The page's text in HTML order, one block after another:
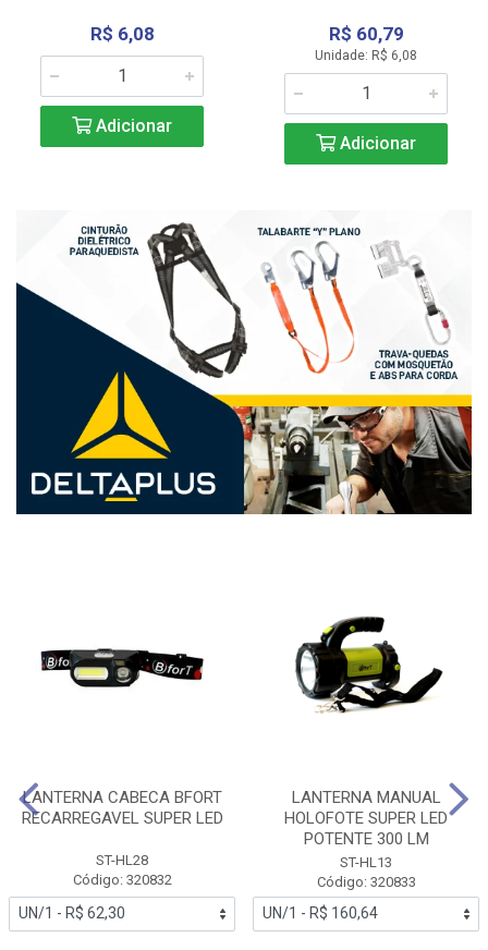
R$ 6,08
Adicionar
R$ 60,79
Unidade: R$ 6,08
Adicionar
LANTERNA CABECA BFORT
RECARREGAVEL SUPER LED
ST-HL28
Código: 320832
LANTERNA MANUAL
HOLOFOTE SUPER LED
POTENTE 300 LM
ST-HL13
Código: 320833